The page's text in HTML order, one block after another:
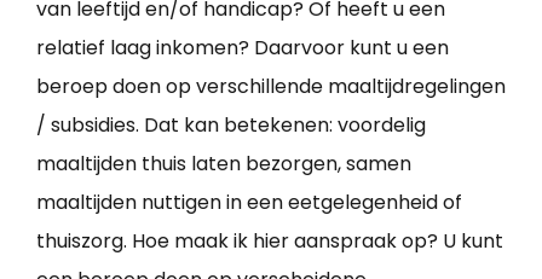
van leeftijd en/of handicap? Of heeft u een
relatief laag inkomen? Daarvoor kunt u een
beroep doen op verschillende maaltijdregelingen
/ subsidies. Dat kan betekenen: voordelig
maaltijden thuis laten bezorgen, samen
maaltijden nuttigen in een eetgelegenheid of
thuiszorg. Hoe maak ik hier aanspraak op? U kunt